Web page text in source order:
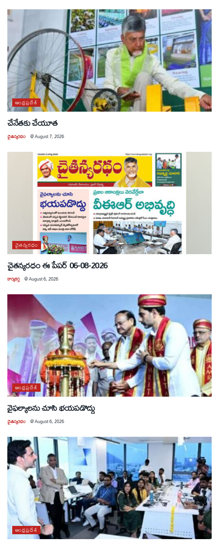
ఆంధ్రప్రదేశ్
చేనేతకు చేయూత
చైతన్యరధం @August 7, 2026
చైతన్యరధం
చైతన్యరధం ఈ పేపర్ 06-08-2026
కార్యకర్త @August 6, 2026
ఆంధ్రప్రదేశ్
వైఫల్యాలను చూసి భయపడొద్దు
చైతన్యరధం @August 6, 2026
ఆంధ్రప్రదేశ్